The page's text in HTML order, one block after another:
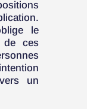
le
de ces
un